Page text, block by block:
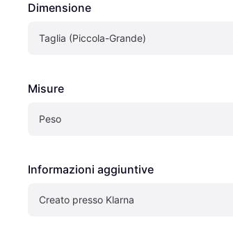
Dimensione
Taglia (Piccola-Grande)
Misure
Peso
Informazioni aggiuntive
Creato presso Klarna